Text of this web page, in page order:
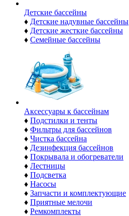
Детские бассейны
♦ Детские надувные бассейны
♦ Детские жесткие бассейны
♦ Семейные бассейны
Аксессуары к бассейнам
♦ Подстилки и тенты
♦ Фильтры для бассейнов
♦ Чистка бассейна
♦ Дезинфекция бассейнов
♦ Покрывала и обогреватели
♦ Лестницы
♦ Подсветка
♦ Насосы
♦ Запчасти и комплектующие
♦ Приятные мелочи
♦ Ремкомплекты